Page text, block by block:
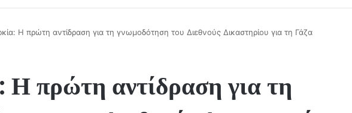
Η πρώτη αντίδραση για τη γνωμοδότηση του Διεθνούς Δικαστηρίου για τη Γάζα
Η πρώτη αντίδραση για τη